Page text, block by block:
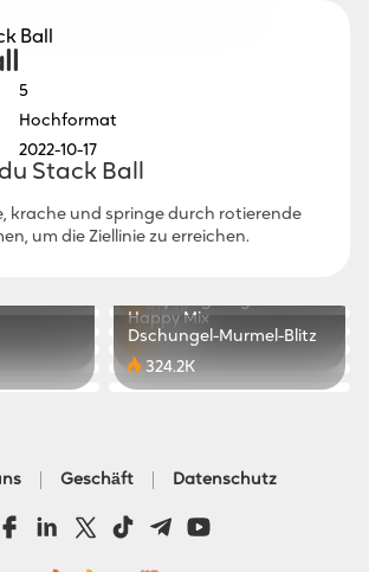
Ball
5
Hochformat
2022-10-17
Stack Ball
krache und springe durch rotierende
um die Ziellinie zu erreichen.
811.3K
494.6K
Happy Mix
830.1K
Dschungel-Murmel-Blitz
324.2K
Geschäft Datenschutz